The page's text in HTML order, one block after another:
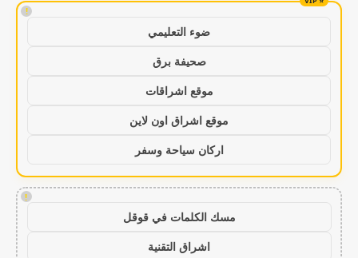
!
ضوء التعليمي
صحيفة برق
موقع اشراقات
موقع اشراق اون لاين
اركان سياحة وسفر
!
مسك الكلمات في قوقل
اشراق التقنية